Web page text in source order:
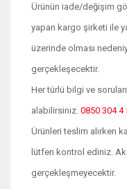
Ürünün iade/değişim
yapan kargo şirketi ile
üzerinde olması
gerçekleşecektir.
Her türlü bilgi ve
alabilirsiniz. 0850 304 4
Ürünleri teslim alırken
lütfen kontrol ediniz.
gerçekleşmeyecektir.